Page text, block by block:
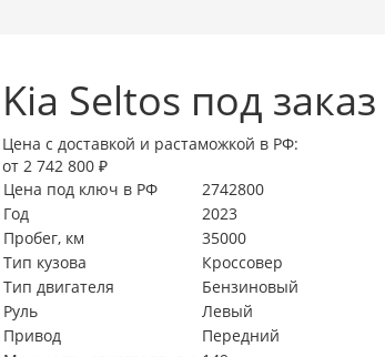
Kia Seltos под заказ
Цена с доставкой и растаможкой в РФ:
от 2 742 800 ₽
Цена под ключ в РФ
2742800
Год
2023
Пробег, км
35000
Тип кузова
Кроссовер
Тип двигателя
Бензиновый
Руль
Левый
Привод
Передний